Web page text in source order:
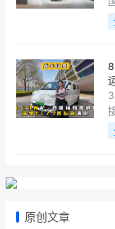
3 2 1 价格“799”智驾（辅助驾驶）给我上连
原创文章